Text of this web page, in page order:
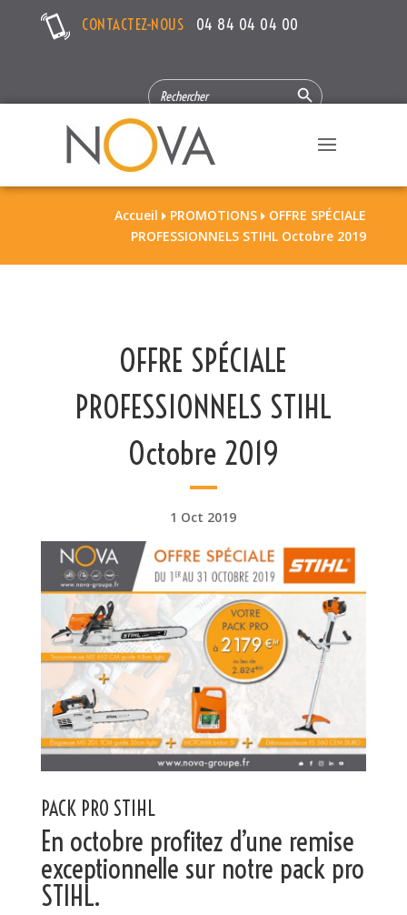
CONTACTEZ-NOUS 04 84 04 04 00
SEARCH
FOR:
Search Button
Accueil  PROMOTIONS  OFFRE SPÉCIALE
PROFESSIONNELS STIHL Octobre 2019
OFFRE SPÉCIALE
PROFESSIONNELS STIHL
Octobre 2019
1 Oct 2019
PACK PRO STIHL
En octobre profitez d’une remise
exceptionnelle sur notre pack pro
STIHL.